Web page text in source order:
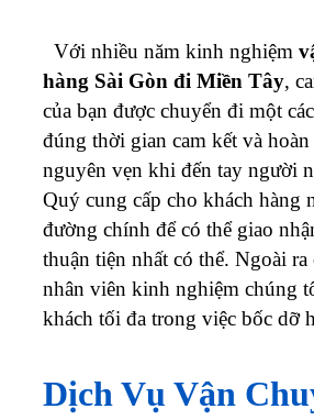
Với nhiều năm kinh nghiệm
hàng Sài Gòn đi Miền Tây,
của bạn được chuyển đi một
đúng thời gian cam kết và hoàn
nguyên vẹn khi đến tay người
Quý cung cấp cho khách hàng
đường chính để có thể giao
thuận tiện nhất có thể. Ngoài ra
nhân viên kinh nghiệm chúng
khách tối đa trong việc bốc dỡ
Dịch Vụ Vận